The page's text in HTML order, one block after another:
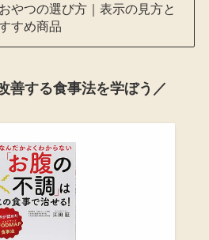
やつの選び方｜表示の見方と
すめ商品
善する食事法を学ぼう／